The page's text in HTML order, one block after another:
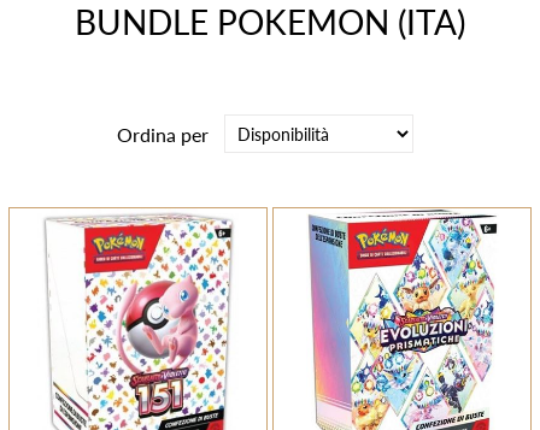
BUNDLE POKEMON (ITA)
Ordina per